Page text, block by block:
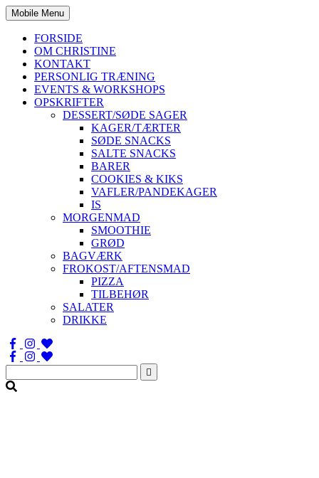
Mobile Menu
FORSIDE
OM CHRISTINE
KONTAKT
PERSONLIG TRÆNING
EVENTS & WORKSHOPS
OPSKRIFTER
DESSERT/SØDE SAGER
KAGER/TÆRTER
SØDE SNACKS
SALTE SNACKS
BARER
COOKIES & KIKS
VAFLER/PANDEKAGER
IS
MORGENMAD
SMOOTHIE
GRØD
BAGVÆRK
FROKOST/AFTENSMAD
PIZZA
TILBEHØR
SALATER
DRIKKE
Søg
efter: